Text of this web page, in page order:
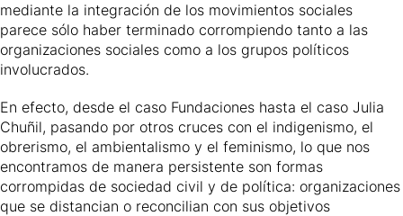
mediante la integración de los movimientos sociales
parece sólo haber terminado corrompiendo tanto a las
organizaciones sociales como a los grupos políticos
involucrados.
En efecto, desde el caso Fundaciones hasta el caso Julia
Chuñil, pasando por otros cruces con el indigenismo, el
obrerismo, el ambientalismo y el feminismo, lo que nos
encontramos de manera persistente son formas
corrompidas de sociedad civil y de política: organizaciones
que se distancian o reconcilian con sus objetivos